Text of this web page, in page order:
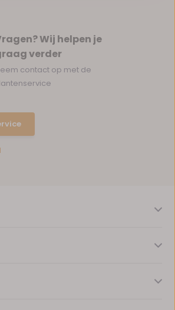
Wij helpen je
verder
contact op met de